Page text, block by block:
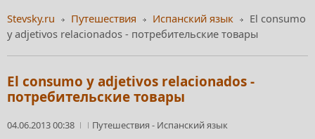
Stevsky.ru Путешествия Испанский язык
El consumo
y adjetivos relacionados - потребительские товары
El consumo y adjetivos relacionados -
потребительские товары
04.06.2013 00:38 Путешествия - Испанский язык